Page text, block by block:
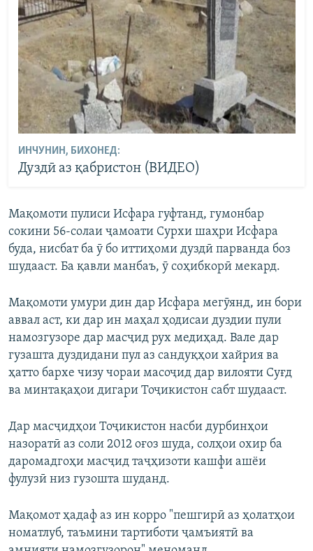
ИНЧУНИН, БИХОНЕД:
Дуздӣ аз қабристон (ВИДЕО)
Мақомоти пулиси Исфара гуфтанд, гумонбар
сокини 56-солаи ҷамоати Сурхи шаҳри Исфара
буда, нисбат ба ӯ бо иттиҳоми дуздӣ парванда боз
шудааст. Ба қавли манбаъ, ӯ соҳибкорӣ мекард.
Мақомоти умури дин дар Исфара мегӯянд, ин бори
аввал аст, ки дар ин маҳал ҳодисаи дуздии пули
намозгузоре дар масҷид рух медиҳад. Вале дар
гузашта дуздидани пул аз сандуқҳои хайрия ва
ҳатто бархе чизу чораи масоҷид дар вилояти Суғд
ва минтақаҳои дигари Тоҷикистон сабт шудааст.
Дар масҷидҳои Тоҷикистон насби дурбинҳои
назоратӣ аз соли 2012 оғоз шуда, солҳои охир ба
даромадгоҳи масҷид таҷҳизоти кашфи ашёи
фулузӣ низ гузошта шуданд.
Мақомот ҳадаф аз ин корро "пешгирӣ аз ҳолатҳои
номатлуб, таъмини тартиботи ҷамъиятӣ ва